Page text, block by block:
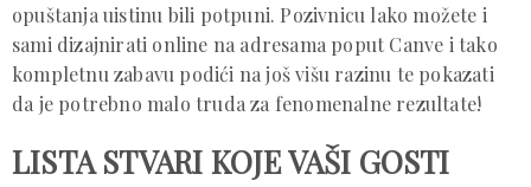
opuštanja uistinu bili potpuni. Pozivnicu lako možete i
sami dizajnirati online na adresama poput Canve i tako
kompletnu zabavu podići na još višu razinu te pokazati
da je potrebno malo truda za fenomenalne rezultate!
LISTA STVARI KOJE VAŠI GOSTI